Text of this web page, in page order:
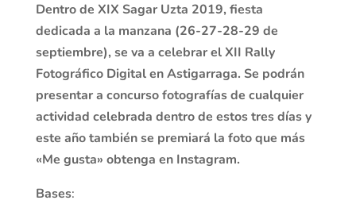
Dentro de XIX Sagar Uzta 2019, fiesta
dedicada a la manzana (26-27-28-29 de
septiembre), se va a celebrar el XII Rally
Fotográfico Digital en Astigarraga. Se podrán
presentar a concurso fotografías de cualquier
actividad celebrada dentro de estos tres días y
este año también se premiará la foto que más
«Me gusta» obtenga en Instagram.
Bases: